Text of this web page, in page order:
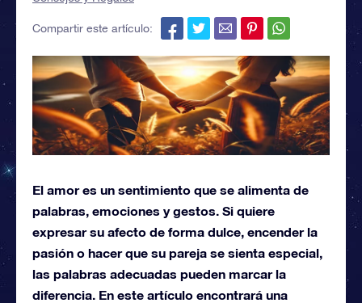
Compartir este artículo:
El amor es un sentimiento que se alimenta de
palabras, emociones y gestos. Si quiere
expresar su afecto de forma dulce, encender la
pasión o hacer que su pareja se sienta especial,
las palabras adecuadas pueden marcar la
diferencia. En este artículo encontrará una